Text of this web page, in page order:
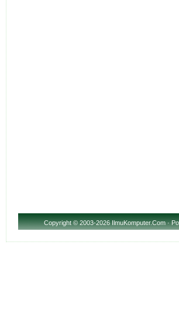
Copyright© 2003-2026 IlmuKomputer.Com ·